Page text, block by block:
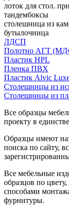
лоток для стол.
тандембоксы
столешница из
бутылочница
ЛДСП
Полотно АГТ
Пластик HPL
Пленка ПВХ
Пластик Alvic
Столешницы из
Столешницы из
Все образцы
проекту в
Образцы имеют
поиска по сайту,
Все мебельные
образцов по
способами
фурнитуры.